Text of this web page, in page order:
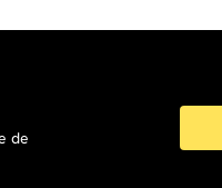
de